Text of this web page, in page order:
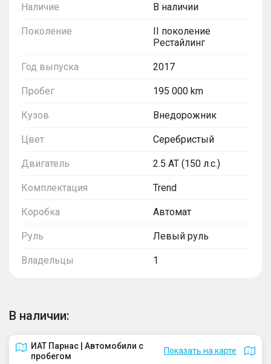
Наличие В наличии
Поколение
II поколение
Рестайлинг
Год выпуска 2017
Пробег 195 000 km
Кузов Внедорожник
Цвет Серебристый
Двигатель 2.5 AT (150 л.с.)
Комплектация Trend
Коробка Автомат
Руль Левый руль
Владельцы 1
В наличии:
ИАТ Парнас | Автомобили с
пробегом
Показать на карте